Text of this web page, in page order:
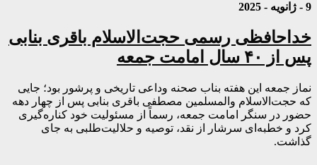
9 - ژانویه - 2025
خداحافظی رسمی حجت‌الاسلام باقری بنابی
پس از ۴۰ سال امامت جمعه
نماز جمعه این هفته بناب صحنه وداعی تاریخی و پرشور بود؛ جایی
که حجت‌الاسلام والمسلمین مصطفی باقری بنابی پس از چهار دهه
حضور در سنگر امامت جمعه، رسماً از مسئولیت خود کناره‌گیری
کرد و خطبه‌ای سرشار از نقد، توصیه و حلالیت‌طلبی به جای
گذاشت.